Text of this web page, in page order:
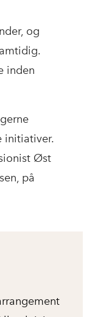
og
inden
initiativer.
Øst
på